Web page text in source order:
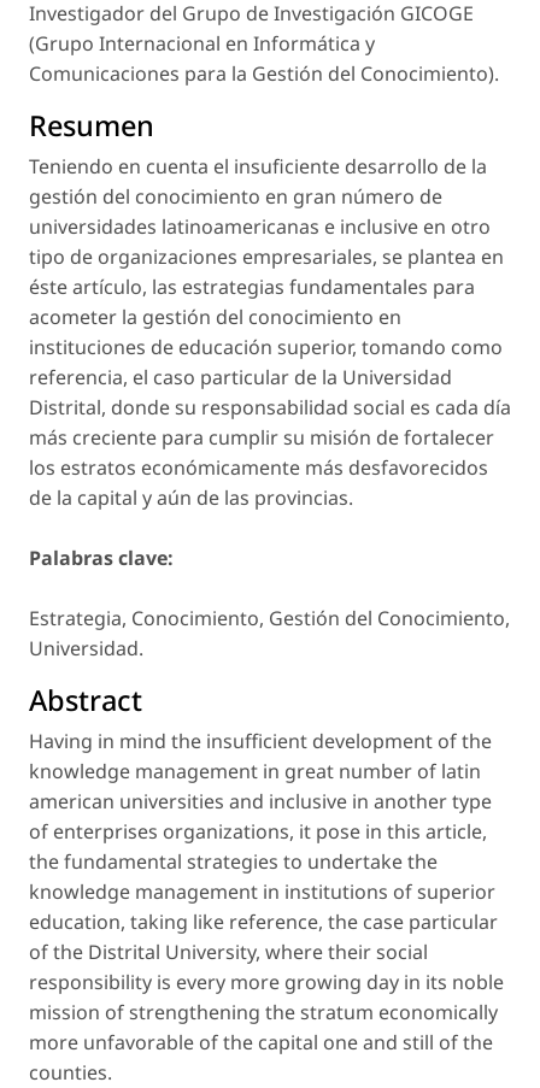
Investigador del Grupo de Investigación GICOGE
(Grupo Internacional en Informática y
Comunicaciones para la Gestión del Conocimiento).
Resumen
Teniendo en cuenta el insuficiente desarrollo de la
gestión del conocimiento en gran número de
universidades latinoamericanas e inclusive en otro
tipo de organizaciones empresariales, se plantea en
éste artículo, las estrategias fundamentales para
acometer la gestión del conocimiento en
instituciones de educación superior, tomando como
referencia, el caso particular de la Universidad
Distrital, donde su responsabilidad social es cada día
más creciente para cumplir su misión de fortalecer
los estratos económicamente más desfavorecidos
de la capital y aún de las provincias.
Palabras clave:
Estrategia, Conocimiento, Gestión del Conocimiento,
Universidad.
Abstract
Having in mind the insufficient development of the
knowledge management in great number of latin
american universities and inclusive in another type
of enterprises organizations, it pose in this article,
the fundamental strategies to undertake the
knowledge management in institutions of superior
education, taking like reference, the case particular
of the Distrital University, where their social
responsibility is every more growing day in its noble
mission of strengthening the stratum economically
more unfavorable of the capital one and still of the
counties.